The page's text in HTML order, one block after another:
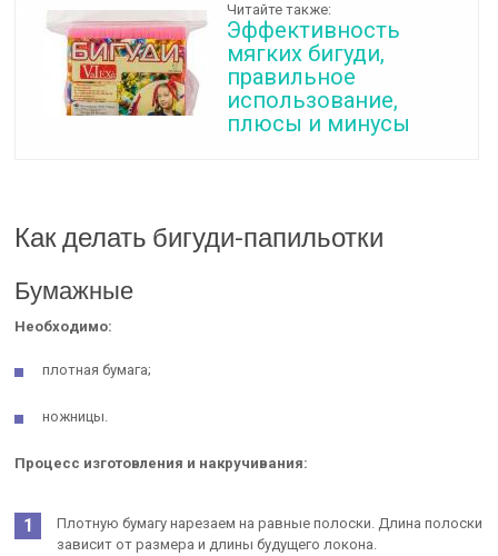
Читайте также:
Эффективность
мягких бигуди,
правильное
использование,
плюсы и минусы
Как делать бигуди-папильотки
Бумажные
Необходимо:
плотная бумага;
ножницы.
Процесс изготовления и накручивания:
Плотную бумагу нарезаем на равные полоски. Длина полоски
зависит от размера и длины будущего локона.